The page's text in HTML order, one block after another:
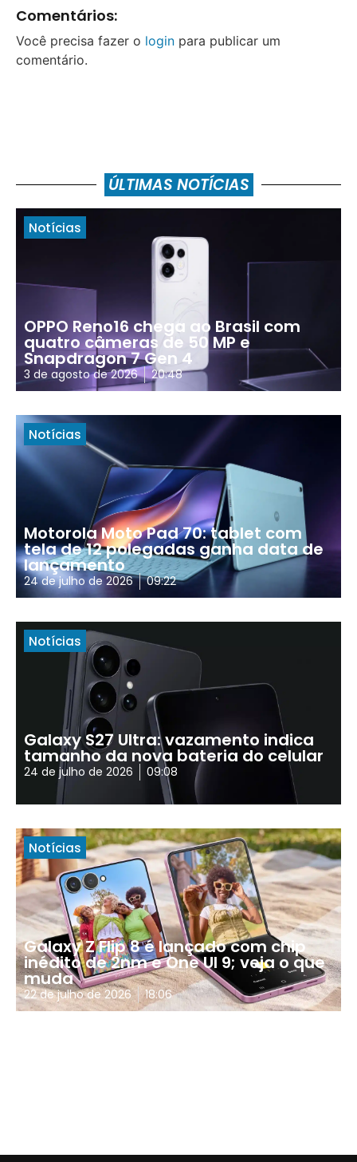
Comentários:
Você precisa fazer o login para publicar um
comentário.
ÚLTIMAS NOTÍCIAS
Notícias
OPPO Reno16 chega ao Brasil com
quatro câmeras de 50 MP e
Snapdragon 7 Gen 4
3 de agosto de 2026 20:48
Notícias
Motorola Moto Pad 70: tablet com
tela de 12 polegadas ganha data de
lançamento
24 de julho de 2026 09:22
Notícias
Galaxy S27 Ultra: vazamento indica
tamanho da nova bateria do celular
24 de julho de 2026 09:08
Notícias
Galaxy Z Flip 8 é lançado com chip
inédito de 2nm e One UI 9; veja o que
muda
22 de julho de 2026 18:06